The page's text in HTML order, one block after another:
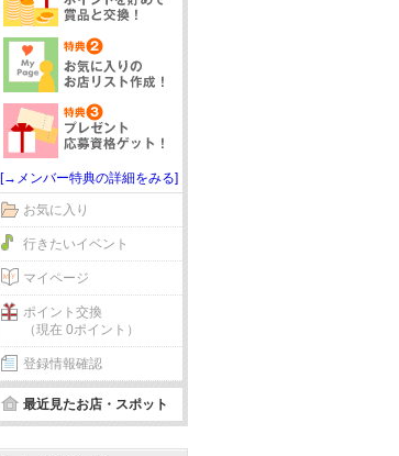
[→メンバー特典の詳細をみる]
お気に入り
行きたいイベント
マイページ
ポイント交換
（現在 0ポイント）
登録情報確認
最近見たお店・スポット